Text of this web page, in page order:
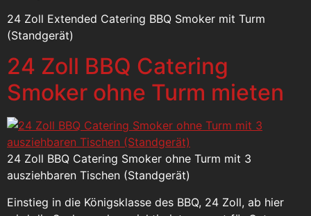
24 Zoll Extended Catering BBQ Smoker mit Turm
(Standgerät)
24 Zoll BBQ Catering
Smoker ohne Turm mieten
24 Zoll BBQ Catering Smoker ohne Turm mit 3
ausziehbaren Tischen (Standgerät)
Einstieg in die Königsklasse des BBQ, 24 Zoll, ab hier